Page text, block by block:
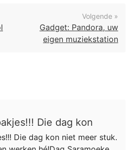
Volgende »
Gadget: Pandora, uw
eigen muziekstation
Die dag kon
Die dag kon niet meer stuk.